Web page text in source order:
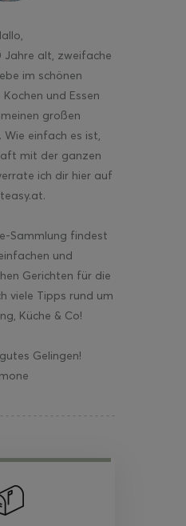
Jahre alt, zweifache
im schönen
und Essen
großen
einfach es ist,
mit der ganzen
ich dir hier auf
Sammlung findest
und
Gerichten für die
viele Tipps rund um
Küche & Co!
Gelingen!